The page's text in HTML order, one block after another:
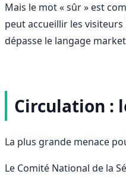
Mais le mot « sûr » est
peut accueillir les
dépasse le langage
Circulation :
La plus grande menace
Le Comité National de la